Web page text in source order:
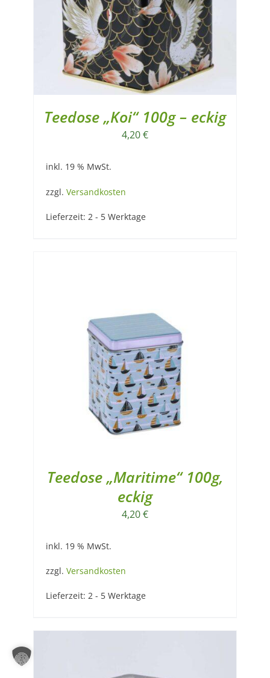
Teedose „Koi“ 100g – eckig
4,20€
inkl. 19 % MwSt.
zzgl. Versandkosten
Lieferzeit: 2 - 5 Werktage
Teedose „Maritime“ 100g,
eckig
4,20€
inkl. 19 % MwSt.
zzgl. Versandkosten
Lieferzeit: 2 - 5 Werktage